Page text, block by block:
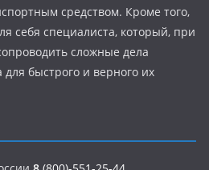
средством. Кроме того,
себя специалиста, который, при
сложные дела
быстрого и верного их